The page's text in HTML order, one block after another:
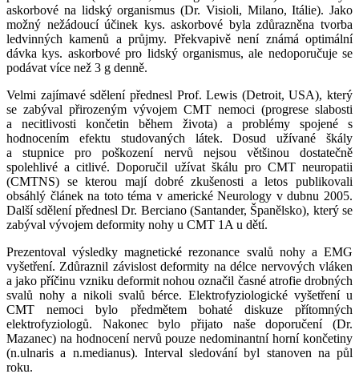
askorbové na lidský organismus (Dr. Visioli, Milano, Itálie). Jako
možný nežádoucí účinek kys. askorbové byla zdůrazněna tvorba
ledvinných kamenů a průjmy. Překvapivě není známá optimální
dávka kys. askorbové pro lidský organismus, ale nedoporučuje se
podávat více než 3 g denně.
Velmi zajímavé sdělení přednesl Prof. Lewis (Detroit, USA), který
se zabýval přirozeným vývojem CMT nemoci (progrese slabosti
a necitlivosti končetin během života) a problémy spojené s
hodnocením efektu studovaných látek. Dosud užívané škály
a stupnice pro poškození nervů nejsou většinou dostatečně
spolehlivé a citlivé. Doporučil užívat škálu pro CMT neuropatii
(CMTNS) se kterou mají dobré zkušenosti a letos publikovali
obsáhlý článek na toto téma v americké Neurology v dubnu 2005.
Další sdělení přednesl Dr. Berciano (Santander, Španělsko), který se
zabýval vývojem deformity nohy u CMT 1A u dětí.
Prezentoval výsledky magnetické rezonance svalů nohy a EMG
vyšetření. Zdůraznil závislost deformity na délce nervových vláken
a jako příčinu vzniku deformit nohou označil časné atrofie drobných
svalů nohy a nikoli svalů bérce. Elektrofyziologické vyšetření u
CMT nemoci bylo předmětem bohaté diskuze přítomných
elektrofyziologů. Nakonec bylo přijato naše doporučení (Dr.
Mazanec) na hodnocení nervů pouze nedominantní horní končetiny
(n.ulnaris a n.medianus). Interval sledování byl stanoven na půl
roku.